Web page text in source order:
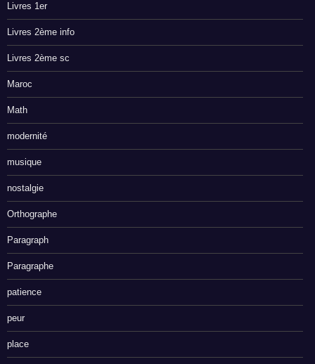
Livres 1er
Livres 2ème info
Livres 2ème sc
Maroc
Math
modernité
musique
nostalgie
Orthographe
Paragraph
Paragraphe
patience
peur
place